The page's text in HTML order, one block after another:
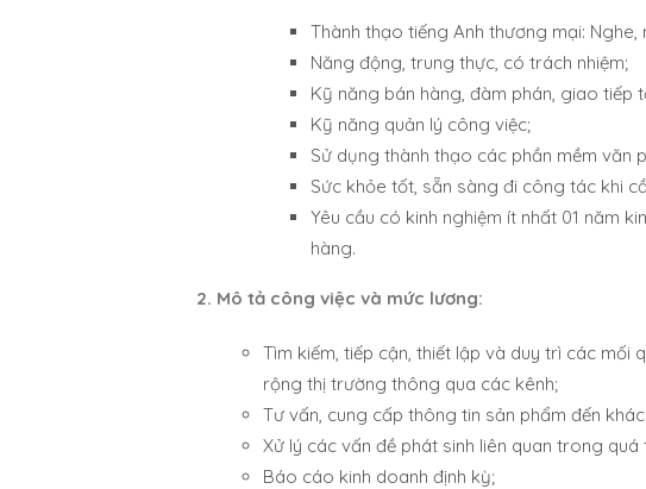
Thành thạo tiếng Anh thương mại: Nghe,
Năng động, trung thực, có trách nhiệm;
Kỹ năng bán hàng, đàm phán, giao tiếp
Kỹ năng quản lý công việc;
Sử dụng thành thạo các phần mềm văn
Sức khỏe tốt, sẵn sàng đi công tác khi
Yêu cầu có kinh nghiệm ít nhất 01 năm
hàng.
2. Mô tả công việc và mức lương:
Tìm kiếm, tiếp cận, thiết lập và duy trì các
rộng thị trường thông qua các kênh;
Tư vấn, cung cấp thông tin sản phẩm đến
Xử lý các vấn đề phát sinh liên quan trong quá
Báo cáo kinh doanh định kỳ;